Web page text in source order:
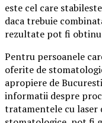
este cel care
daca trebuie
rezultate pot fi
Pentru persoanele
oferite de
apropiere de
informatii despre
tratamentele cu laser